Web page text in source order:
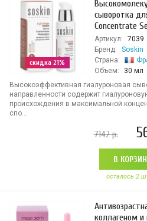
скидка 21%
сыворотка
Concentrate
Артикул:
7039
Бренд:
Soskin
Страна:
Объем:
30 мл
Высокоэффективная гиалуроновая
направленности содержит
происхождения в максимальной
спо...
7142р.
В
осталось 2
коллагеном и